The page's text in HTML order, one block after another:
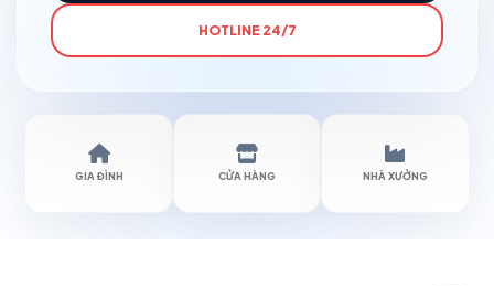
HOTLINE 24/7
GIA ĐÌNH CỬA HÀNG NHÀ XƯỞNG